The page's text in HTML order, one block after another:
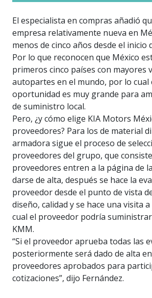
El especialista en compras añadió
empresa relativamente nueva en
menos de cinco años desde el inicio
Por lo que reconocen que México
primeros cinco países con mayores
autopartes en el mundo, por lo cual
oportunidad es muy grande para
de suministro local.
Pero, ¿y cómo elige KIA Motors
proveedores? Para los de material
armadora sigue el proceso de
proveedores del grupo, que
proveedores entren a la página de
darse de alta, después se hace la
proveedor desde el punto de vista
diseño, calidad y se hace una visita
cual el proveedor podría
KMM.
“Si el proveedor aprueba todas las
posteriormente será dado de alta
proveedores aprobados para
cotizaciones”, dijo Fernández.